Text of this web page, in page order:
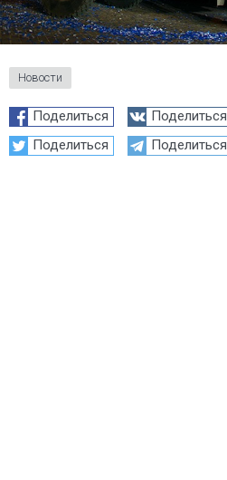
Новости
Поделиться Поделиться
Поделиться
Поделиться